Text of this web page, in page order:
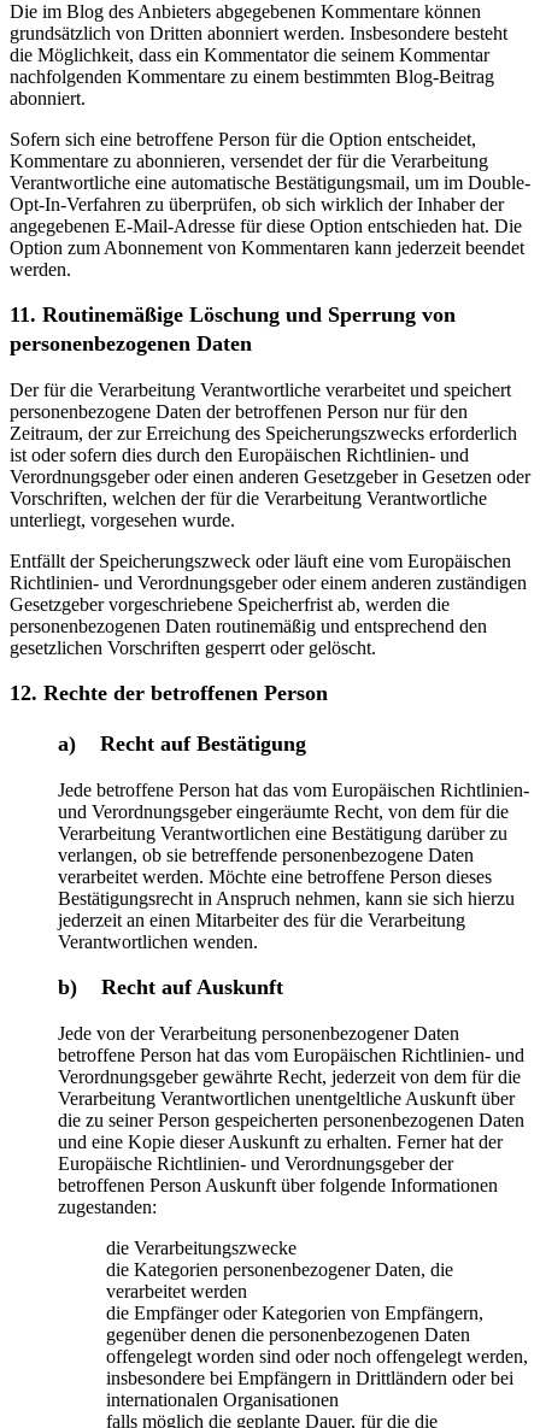
Die im Blog des Anbieters abgegebenen Kommentare können
grundsätzlich von Dritten abonniert werden. Insbesondere besteht
die Möglichkeit, dass ein Kommentator die seinem Kommentar
nachfolgenden Kommentare zu einem bestimmten Blog-Beitrag
abonniert.
Sofern sich eine betroffene Person für die Option entscheidet,
Kommentare zu abonnieren, versendet der für die Verarbeitung
Verantwortliche eine automatische Bestätigungsmail, um im Double-
Opt-In-Verfahren zu überprüfen, ob sich wirklich der Inhaber der
angegebenen E-Mail-Adresse für diese Option entschieden hat. Die
Option zum Abonnement von Kommentaren kann jederzeit beendet
werden.
11. Routinemäßige Löschung und Sperrung von
personenbezogenen Daten
Der für die Verarbeitung Verantwortliche verarbeitet und speichert
personenbezogene Daten der betroffenen Person nur für den
Zeitraum, der zur Erreichung des Speicherungszwecks erforderlich
ist oder sofern dies durch den Europäischen Richtlinien- und
Verordnungsgeber oder einen anderen Gesetzgeber in Gesetzen oder
Vorschriften, welchen der für die Verarbeitung Verantwortliche
unterliegt, vorgesehen wurde.
Entfällt der Speicherungszweck oder läuft eine vom Europäischen
Richtlinien- und Verordnungsgeber oder einem anderen zuständigen
Gesetzgeber vorgeschriebene Speicherfrist ab, werden die
personenbezogenen Daten routinemäßig und entsprechend den
gesetzlichen Vorschriften gesperrt oder gelöscht.
12. Rechte der betroffenen Person
a) Recht auf Bestätigung
Jede betroffene Person hat das vom Europäischen Richtlinien-
und Verordnungsgeber eingeräumte Recht, von dem für die
Verarbeitung Verantwortlichen eine Bestätigung darüber zu
verlangen, ob sie betreffende personenbezogene Daten
verarbeitet werden. Möchte eine betroffene Person dieses
Bestätigungsrecht in Anspruch nehmen, kann sie sich hierzu
jederzeit an einen Mitarbeiter des für die Verarbeitung
Verantwortlichen wenden.
b) Recht auf Auskunft
Jede von der Verarbeitung personenbezogener Daten
betroffene Person hat das vom Europäischen Richtlinien- und
Verordnungsgeber gewährte Recht, jederzeit von dem für die
Verarbeitung Verantwortlichen unentgeltliche Auskunft über
die zu seiner Person gespeicherten personenbezogenen Daten
und eine Kopie dieser Auskunft zu erhalten. Ferner hat der
Europäische Richtlinien- und Verordnungsgeber der
betroffenen Person Auskunft über folgende Informationen
zugestanden:
die Verarbeitungszwecke
die Kategorien personenbezogener Daten, die
verarbeitet werden
die Empfänger oder Kategorien von Empfängern,
gegenüber denen die personenbezogenen Daten
offengelegt worden sind oder noch offengelegt werden,
insbesondere bei Empfängern in Drittländern oder bei
internationalen Organisationen
falls möglich die geplante Dauer, für die die